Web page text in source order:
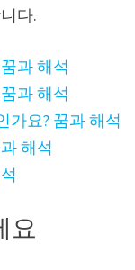
다.
과 해석
과 해석
가요? 꿈과 해석
해석
요